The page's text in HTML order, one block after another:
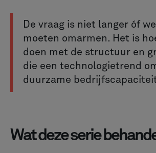
De vraag is niet langer óf
moeten omarmen. Het is
doen met de structuur en
die een technologietrend
duurzame
Wat deze serie